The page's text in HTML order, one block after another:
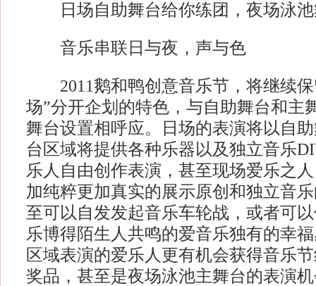
日场自助舞台给你练团，夜场泳池
音乐串联日与夜，声与色
2011鹅和鸭创意音乐节，将继续保
场”分开企划的特色，与自助舞台和主
舞台设置相呼应。日场的表演将以自
台区域将提供各种乐器以及独立音乐
乐人自由创作表演，甚至现场爱乐之
加纯粹更加真实的展示原创和独立音
至可以自发发起音乐车轮战，或者可
乐博得陌生人共鸣的爱音乐独有的幸
区域表演的爱乐人更有机会获得音乐
奖品，甚至是夜场泳池主舞台的表演